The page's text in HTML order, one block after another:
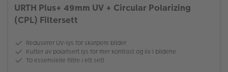
URTH Plus+ 49mm UV + Circular Polarizing
(CPL) Filtersett
Reduserer UV-lys for skarpere bilder
Kutter av polarisert lys for mer kontrast og liv i bildene
To essensielle filtre i ett sett